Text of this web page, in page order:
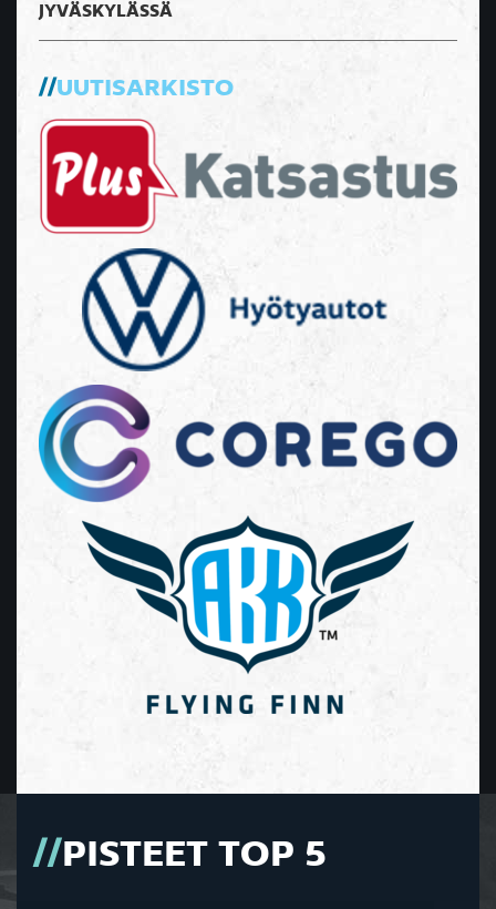
JYVÄSKYLÄSSÄ
UUTISARKISTO
PISTEET TOP 5